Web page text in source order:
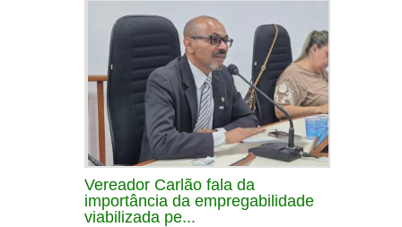
Vereador Carlão fala da
importância da empregabilidade
viabilizada pe...